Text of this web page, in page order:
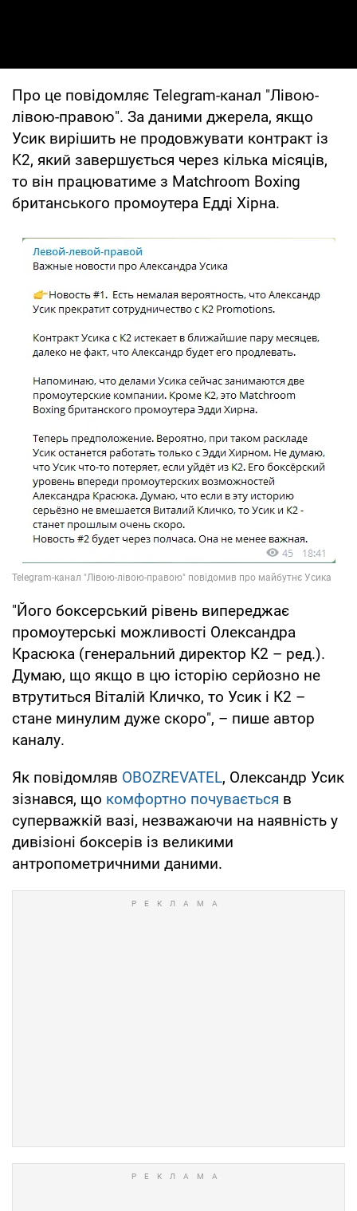
Про це повідомляє Telegram-канал "Лівою-
лівою-правою". За даними джерела, якщо
Усик вирішить не продовжувати контракт із
K2, який завершується через кілька місяців,
то він працюватиме з Matchroom Boxing
британського промоутера Едді Хірна.
"Його боксерський рівень випереджає
промоутерські можливості Олександра
Красюка (генеральний директор К2 – ред.).
Думаю, що якщо в цю історію серйозно не
втрутиться Віталій Кличко, то Усик і К2 –
стане минулим дуже скоро", – пише автор
каналу.
Як повідомляв OBOZREVATEL, Олександр Усик
зізнався, що комфортно почувається в
суперважкій вазі, незважаючи на наявність у
дивізіоні боксерів із великими
антропометричними даними.